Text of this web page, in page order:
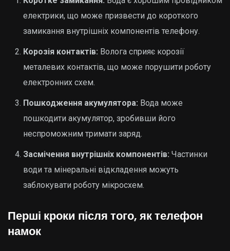
електрики, що може призвести до короткого
замикання внутрішніх компонентів телефону.
Корозія контактів: Волога сприяє корозії
металевих контактів, що може порушити роботу
електронних схем.
Пошкодження акумулятора: Вода може
пошкодити акумулятор, зробивши його
неспроможним тримати заряд.
Засмічення внутрішніх компонентів: Частинки
води та мінеральні відкладення можуть
заблокувати роботу мікросхем.
Перші кроки після того, як телефон
намок